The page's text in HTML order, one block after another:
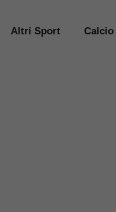
Altri Sport Calcio